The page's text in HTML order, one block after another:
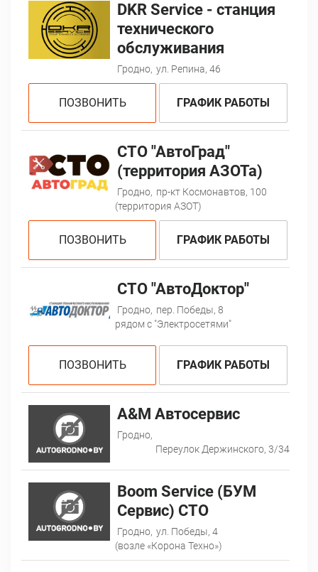
DKR Service - станция
технического
обслуживания
Гродно, ул. Репина, 46
ПОЗВОНИТЬ ГРАФИК РАБОТЫ
СТО "АвтоГрад"
(территория АЗОТа)
Гродно, пр-кт Космонавтов, 100
(территория АЗОТ)
ПОЗВОНИТЬ ГРАФИК РАБОТЫ
СТО "АвтоДоктор"
Гродно, пер. Победы, 8
рядом с "Электросетями"
ПОЗВОНИТЬ ГРАФИК РАБОТЫ
A&M Автосервис
Гродно,
Переулок Держинского, 3/34
Boom Service (БУМ
Сервис) СТО
Гродно, ул. Победы, 4
(возле «Корона Техно»)